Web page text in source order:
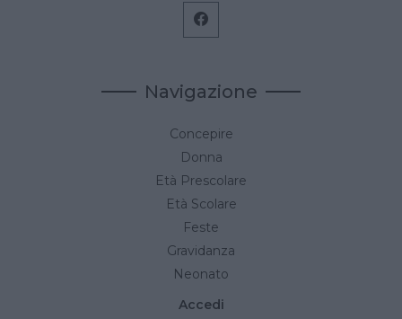
Navigazione
Concepire
Donna
Età Prescolare
Età Scolare
Feste
Gravidanza
Neonato
Accedi